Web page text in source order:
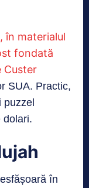
în materialul
fondată
Custer
SUA. Practic,
puzzel
dolari.
în